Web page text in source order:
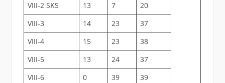
VIII-2 SKS
13 7
20
VIII-3
14 23
37
VIII-4
15 23
38
VIII-5
13 24
37
VIII-6
0 39
39